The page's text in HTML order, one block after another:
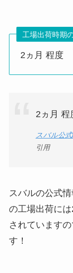
工場出荷時期
2ヵ月 程度
2ヵ月 程
スバル公
引用
スバルの公式
の工場出荷に
されていますの
す！